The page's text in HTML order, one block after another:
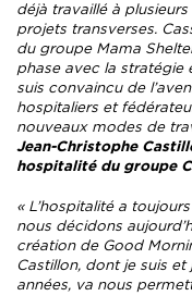
déjà travaillé à
projets transverses.
du groupe Mama
phase avec la stratégie
suis convaincu de
hospitaliers et
nouveaux modes de
Jean-Christophe
hospitalité du groupe
« L’hospitalité a
nous décidons
création de Good
Castillon, dont je suis et
années, va nous